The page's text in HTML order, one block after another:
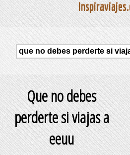
Que no debes
perderte si viajas a
eeuu